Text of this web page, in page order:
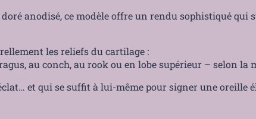
anodisé, ce modèle offre un rendu sophistiqué qui
les reliefs du cartilage :
au conch, au rook ou en lobe supérieur – selon la
et qui se suffit à lui-même pour signer une oreille